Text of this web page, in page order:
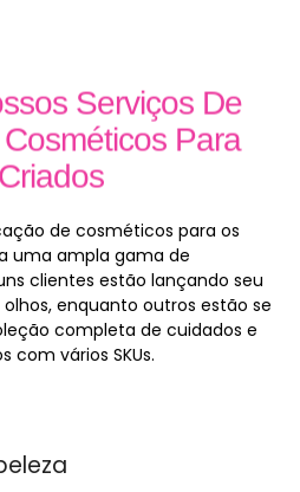
Serviços De
Para
de cosméticos para os
uma ampla gama de
clientes estão lançando seu
enquanto outros estão se
completa de cuidados e
com vários SKUs.